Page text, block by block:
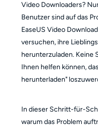
Video Downloaders?
Benutzer sind auf das
EaseUS Video
versuchen, ihre
herunterzuladen. Keine
Ihnen helfen können,
herunterladen"
In dieser Schritt-für-
warum das Problem